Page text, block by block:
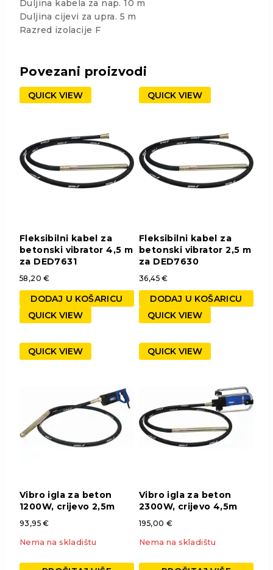
Duljina kabela za nap. 10 m
Duljina cijevi za upra. 5 m
Razred izolacije F
Povezani proizvodi
QUICK VIEW
Fleksibilni kabel za
betonski vibrator 4,5 m
za DED7631
58,20€
DODAJ U KOŠARICU
QUICK VIEW
QUICK VIEW
Fleksibilni kabel za
betonski vibrator 2,5 m
za DED7630
36,45€
DODAJ U KOŠARICU
QUICK VIEW
QUICK VIEW
Vibro igla za beton
1200W, crijevo 2,5m
93,95€
Nema na skladištu
QUICK VIEW
Vibro igla za beton
2300W, crijevo 4,5m
195,00 €
Nema na skladištu